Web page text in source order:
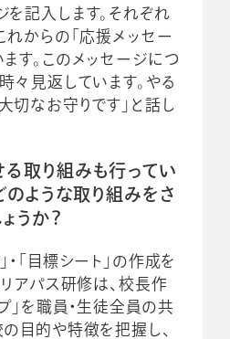
を記入します。それぞれ
れからの「応援メッセー
す。このメッセージにつ
々見返しています。やる
切なお守りです」と話し
取り組みも行ってい
のような取り組みをさ
うか？
・「目標シート」の作成を
リアパス研修は、校長作
」を職員・生徒全員の共
目的や特徴を把握し、